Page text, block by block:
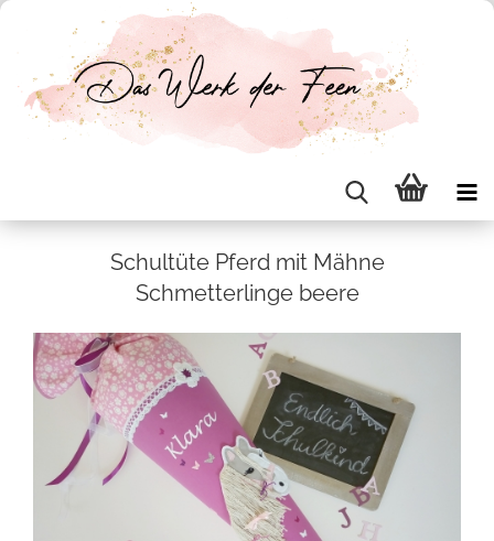
Schul­tü­te Pferd mit Mähne
Schmet­ter­lin­ge beere